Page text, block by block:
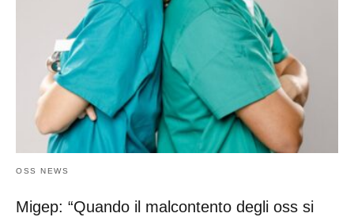
OSS NEWS
Migep: “Quando il malcontento degli oss si